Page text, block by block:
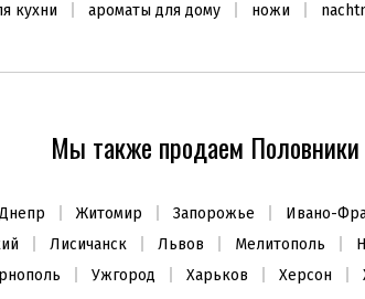
Ковш без крышки 1,25л/16см
кухни
ароматы для дому ножи
Мы также продаем
Днепр Житомир Запорожье Ивано-
Лисичанск Львов Мелитополь
Ужгород Харьков Херсон